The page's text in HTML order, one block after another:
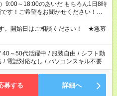
9:00～18:00のあいだ もちろん1日8時
す！ご希望をお聞かせください！★家
場合も遠慮なくご相談ください。 ※
が必要です
。開始日はご相談ください！ ★急募
40～50代活躍中 / 服装自由 / シフト勤
/ 電話対応なし / パソコンスキル不要
募する 詳細へ